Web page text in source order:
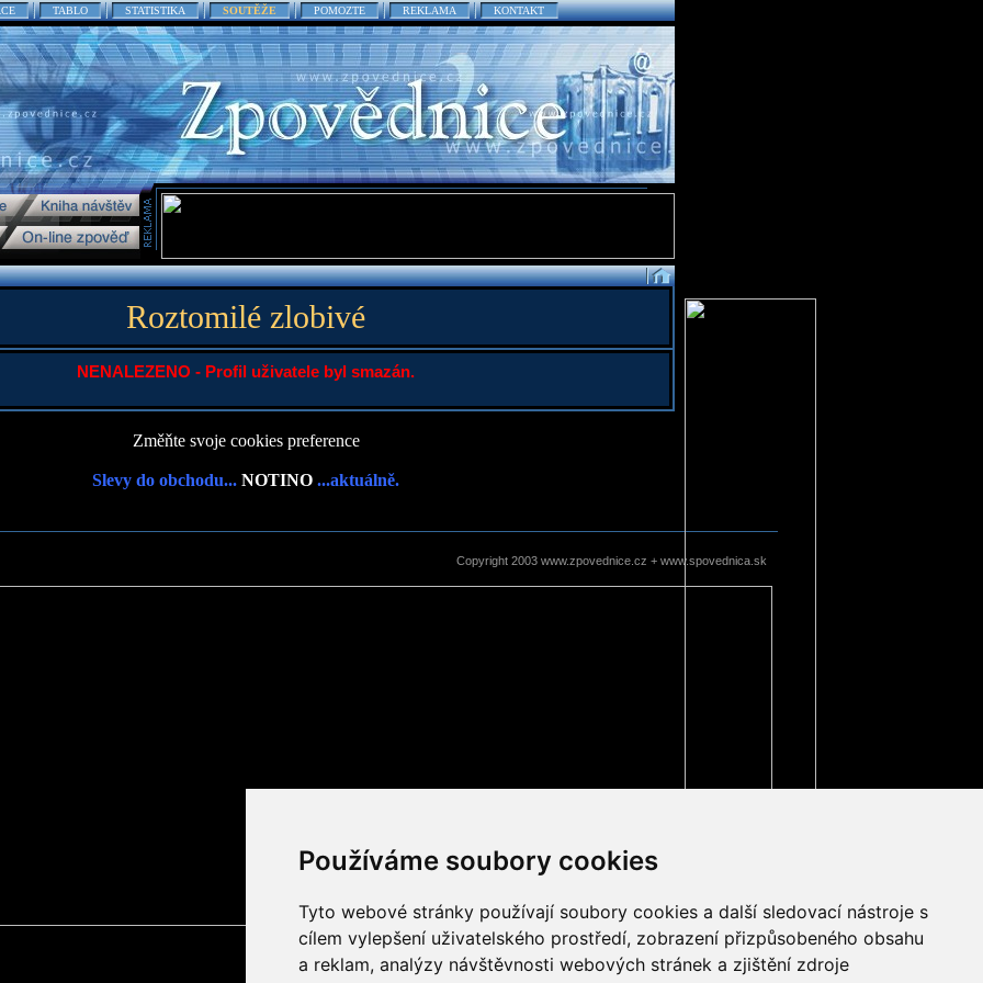
Používáme soubory cookies
Tyto webové stránky používají soubory cookies a další sledovací nástroje s
cílem vylepšení uživatelského prostředí, zobrazení přizpůsobeného obsahu
a reklam, analýzy návštěvnosti webových stránek a zjištění zdroje
TABLO STATISTIKA SOUTĚŽE POMOZTE REKLAMA KONTAKT
Roztomilé zlobivé
NENALEZENO - Profil uživatele byl smazán.
Změňte svoje cookies preference
Slevy do obchodu... NOTINO ...aktuálně.
Copyright 2003 www.zpovednice.cz + www.spovednica.sk